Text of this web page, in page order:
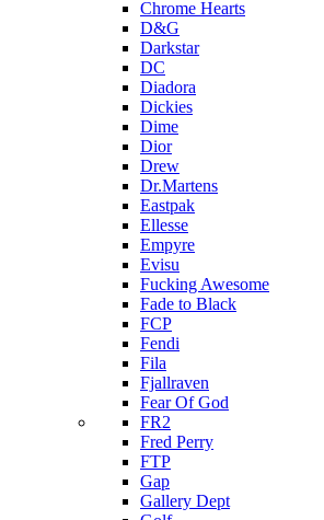
Chrome Hearts
D&G
Darkstar
DC
Diadora
Dickies
Dime
Dior
Drew
Dr.Martens
Eastpak
Ellesse
Empyre
Evisu
Fucking Awesome
Fade to Black
FCP
Fendi
Fila
Fjallraven
Fear Of God
FR2
Fred Perry
FTP
Gap
Gallery Dept